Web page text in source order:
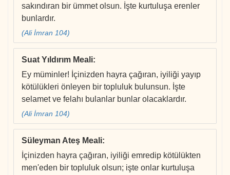
sakındıran bir ümmet olsun. İşte kurtuluşa erenler
bunlardır.
(Ali İmran 104)
Suat Yıldırım Meali:
Ey müminler! İçinizden hayra çağıran, iyiliği yayıp
kötülükleri önleyen bir topluluk bulunsun. İşte
selamet ve felahı bulanlar bunlar olacaklardır.
(Ali İmran 104)
Süleyman Ateş Meali:
İçinizden hayra çağıran, iyiliği emredip kötülükten
men'eden bir topluluk olsun; işte onlar kurtuluşa